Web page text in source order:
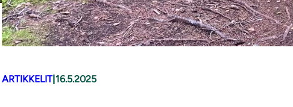
ARTIKKELIT| 16.5.2025